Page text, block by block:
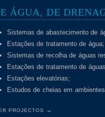
ÁGUA, DE
Sistemas de abastecimento de
Estações de tratamento de água;
Sistemas de recolha de águas
Estações de tratamento de
Estações elevatórias;
Estudos de cheias em
PROJECTOS →